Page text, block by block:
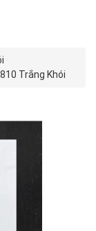
Trắng Khói